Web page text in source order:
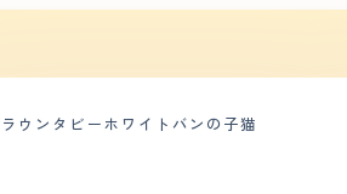
が家は犬しか飼ったことが無かった
でしたが、猫を飼いはじめてから、子供た
ウンタビーホワイトバンの子猫